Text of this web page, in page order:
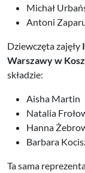
Michał
Antoni
Dziewczęta zajęły
Warszawy w
składzie:
Aisha Martin
Natalia
Hanna
Barbara
Ta sama